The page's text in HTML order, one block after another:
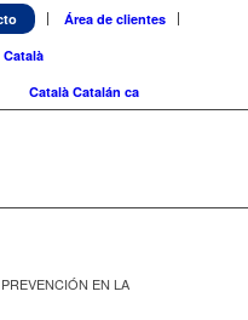
Área de clientes
Català
Català Catalán ca
EN LA